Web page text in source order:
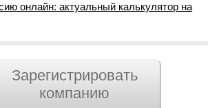
онлайн: актуальный калькулятор на
Зарегистрировать
компанию